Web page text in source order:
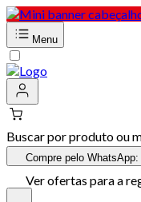
Menu
Buscar por produto ou
Compre pelo
Ver ofertas para a